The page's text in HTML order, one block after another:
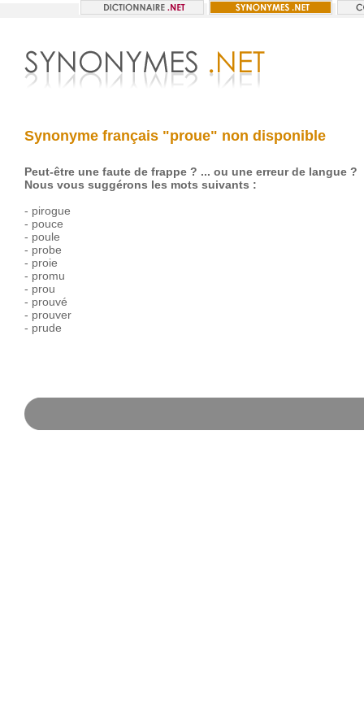
Synonyme français "proue" non disponible
Peut-être une faute de frappe ? ... ou une erreur de langue ?
Nous vous suggérons les mots suivants :
- pirogue
- pouce
- poule
- probe
- proie
- promu
- prou
- prouvé
- prouver
- prude